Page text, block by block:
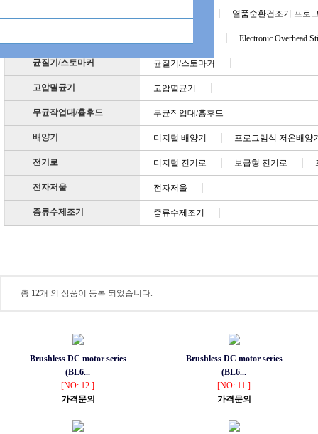
열품순환건조기 프로
Electronic Overhead
균질기/스토마커 균질기/스토마커
고압멸균기 고압멸균기
무균작업대/흄후드 무균작업대/흄후드
배양기 디지털 배양기 프로그램식 저온배양
전기로 디지털 전기로 보급형 전기로
전자저울 전자저울
증류수제조기 증류수제조기
총 12개 의 상품이 등록 되었습니다.
Brushless DC motor series
(BL6...
[NO: 12 ]
가격문의
Brushless DC motor series
(BL6...
[NO: 11 ]
가격문의